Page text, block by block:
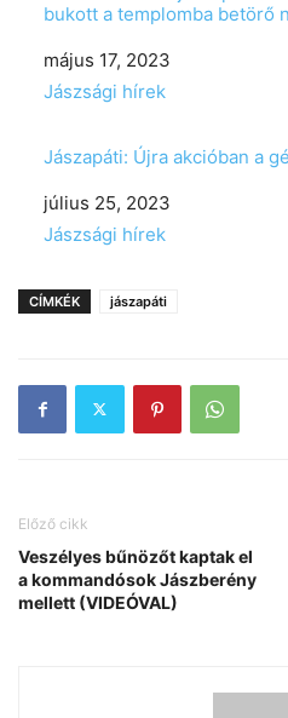
bukott a templomba betörő
Date
május 17, 2023
In relation to
Jászsági hírek
Jászapáti: Újra akcióban a
Date
július 25, 2023
In relation to
Jászsági hírek
CÍMKÉK jászapáti
Előző cikk
Veszélyes bűnözőt kaptak el
a kommandósok Jászberény
mellett (VIDEÓVAL)